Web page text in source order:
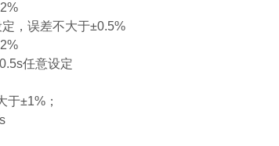
，误差不大于±0.5%
任意设定
于±1%；